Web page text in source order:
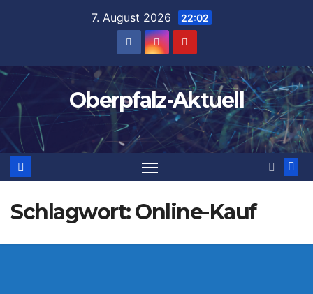
7. August 2026 22:02
Oberpfalz-Aktuell
Schlagwort:Online-Kauf